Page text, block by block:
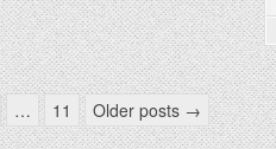
… 11 Older posts →